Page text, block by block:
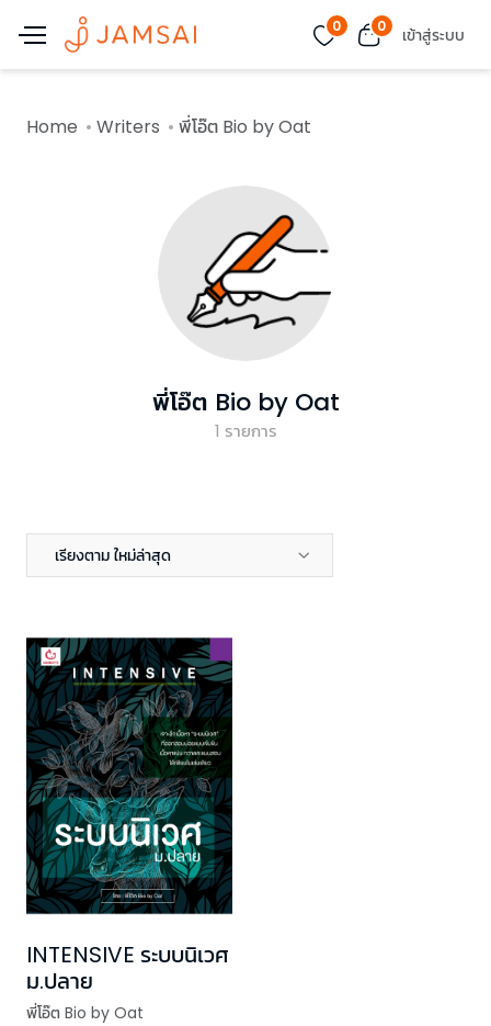
0 0 เข้าสู่ระบบ
Home Writers พี่โอ๊ต Bio by Oat
พี่โอ๊ต Bio by Oat
1 รายการ
เรียงตาม ใหม่ล่าสุด
INTENSIVE ระบบนิเวศ
ม.ปลาย
พี่โอ๊ต Bio by Oat